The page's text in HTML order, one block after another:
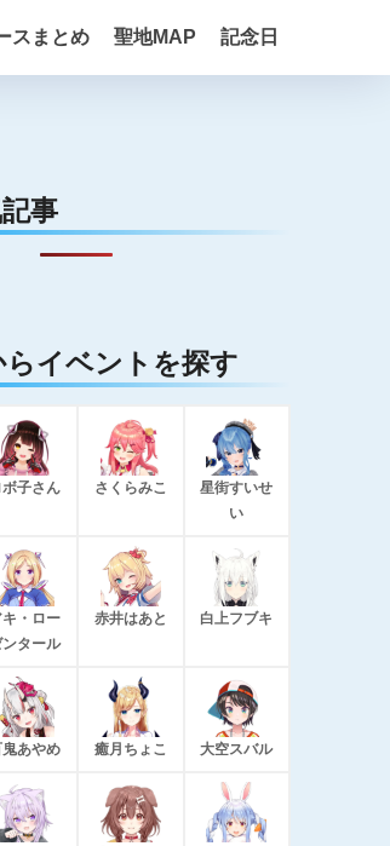
スまとめ 聖地MAP 記念日
事
イベントを探す
ボ子さん さくらみこ
星街すいせ
い
キ・ロー
ンタール
赤井はあと 白上フブキ
鬼あやめ 癒月ちょこ 大空スバル